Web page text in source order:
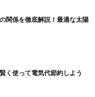
関係を徹底解説！最適な太陽
く使って電気代節約しよう